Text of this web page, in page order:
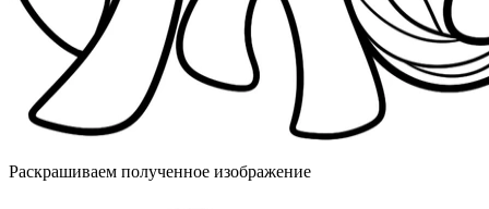
Раскрашиваем полученное изображение